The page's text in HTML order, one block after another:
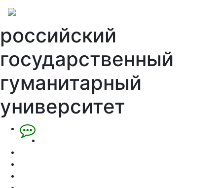
российский
государственный
гуманитарный
университет